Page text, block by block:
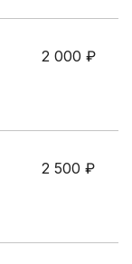
2 000 ₽
2 500 ₽